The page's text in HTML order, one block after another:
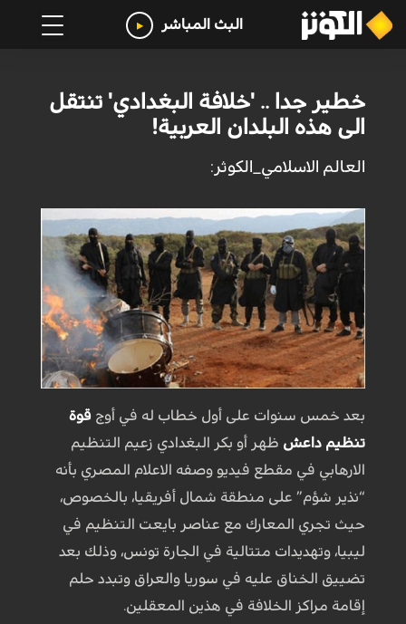
البث المباشر
خطير جدا .. 'خلافة البغدادي' تنتقل
الى هذه البلدان العربية!
العالم الاسلامي_الكوثر:
بعد خمس سنوات على أول خطاب له في أوج قوة
تنظيم داعش ظهر أو بكر البغدادي زعيم التنظيم
الارهابي في مقطع فيديو وصفه الاعلام المصري بأنه
“نذير شؤم” على منطقة شمال أفريقيا، بالخصوص،
حيث تجري المعارك مع عناصر بايعت التنظيم في
ليبيا، وتهديدات متتالية في الجارة تونس، وذلك بعد
تضييق الخناق عليه في سوريا والعراق وتبدد حلم
إقامة مراكز الخلافة في هذين المعقلين.